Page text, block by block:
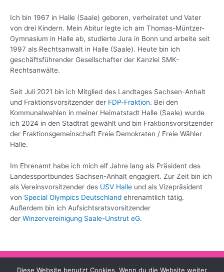
Ich bin 1967 in Halle (Saale) geboren, verheiratet und Vater
von drei Kindern. Mein Abitur legte ich am Thomas-Müntzer-
Gymnasium in Halle ab, studierte Jura in Bonn und arbeite seit
1997 als Rechtsanwalt in Halle (Saale). Heute bin ich
geschäftsführender Gesellschafter der Kanzlei SMK-
Rechtsanwälte.
Seit Juli 2021 bin ich Mitglied des Landtages Sachsen-Anhalt
und Fraktionsvorsitzender der FDP-Fraktion. Bei den
Kommunalwahlen in meiner Heimatstadt Halle (Saale) wurde
ich 2024 in den Stadtrat gewählt und bin Fraktionsvorsitzender
der Fraktionsgemeinschaft Freie Demokraten / Freie Wähler
Halle.
Im Ehrenamt habe ich mich elf Jahre lang als Präsident des
Landessportbundes Sachsen-Anhalt engagiert. Zur Zeit bin ich
als Vereinsvorsitzender des USV Halle und als Vizepräsident
von Special Olympics Deutschland ehrenamtlich tätig.
Außerdem bin ich Aufsichtsratsvorsitzender
der Winzervereinigung Saale-Unstrut eG.
Diese Website benutzt Cookies. Wenn du die Website weiter